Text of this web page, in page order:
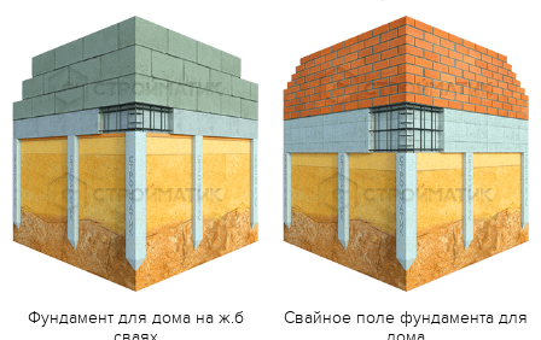
Фундамент для дома на ж.б
Свайное поле фундамента для